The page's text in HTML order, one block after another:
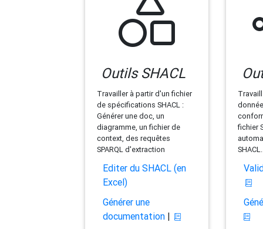
Outils SHACL
Travailler à partir d'un fichier
de spécifications SHACL :
Générer une doc, un
diagramme, un fichier de
context, des requêtes
SPARQL d'extraction
Editer du SHACL (en
Excel)
Générer une
documentation|
fichier
SHACL.